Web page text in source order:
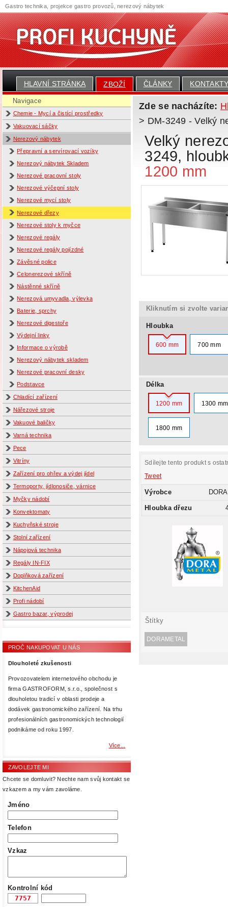
HLAVNÍ STRÁNKA ZBOŽÍ ČLÁNKY
Navigace
Chemie - Mycí a čistící prostředky
Vakuovací sáčky
Nerezový nábytek
Přepravní a servírovací vozíky
Nerezový nábytek Skladem
Nerezové pracovní stoly
Nerezové výčepní stoly
Nerezové mycí stoly
Nerezové dřezy
Nerezové stoly k myčce
Nerezové regály
Nerezové regály pojízdné
Závěsné police
Celonerezové skříně
Nástěnné skříně
Nerezová umyvadla, výlevka
Baterie, sprchy
Nerezové digestoře
Výdejní linky
Informace o výrobě
Nerezový nábytek skladem
Nerezové pracovní desky
Podstavce
Chladící zařízení
Nářezové stroje
Vakuové baličky
Varná technika
Pece
Vitríny
Zařízení pro ohřev a výdej jídel
Termoporty, jídlonosiče, várnice
Myčky nádobí
Konvektomaty
Kuchyňské stroje
Stolní zařízení
Nápojová technika
Regály IN-FIX
Doplňková zařízení
KitchenAid
Profi nádobí
Gastro bazar, výprodej
PROČ NAKUPOVAT U NÁS
Dlouholeté zkušenosti
Provozovatelem internetového obchodu je
firma GASTROFORM, s.r.o., společnost s
dlouholetou tradicí v oblasti prodeje a
dodávek gastronomického zařízení. Na trhu
profesionálních gastronomických technologií
podnikáme od roku 1997.
Více...
ZAVOLEJTE MI
Chcete se domluvit? Nechte nam svůj kontakt se
vzkazem a my vám zavoláme.
Jméno
Telefon
Vzkaz
Kontrolní kód
Zde se nacházíte:
> DM-3249 - Velký
Velký
3249,
1200 mm
Kliknutím si zvolte
Hloubka
600 mm 700 mm
Délka
1200 mm 1300 mm
1800 mm
Sdílejte tento produkt s
Tweet
Výrobce
Hloubka dřezu
Štítky
DORAMETAL
Gastro technika, projekce gastro provozů, nerezový nábytek